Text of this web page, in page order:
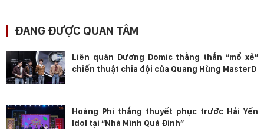
ĐANG ĐƯỢC QUAN TÂM
Liên quân Dương Domic thẳng thắn “mổ xẻ”
chiến thuật chia đội của Quang Hùng MasterD
Hoàng Phi thắng thuyết phục trước Hải Yến
Idol tại “Nhà Mình Quá Đỉnh”